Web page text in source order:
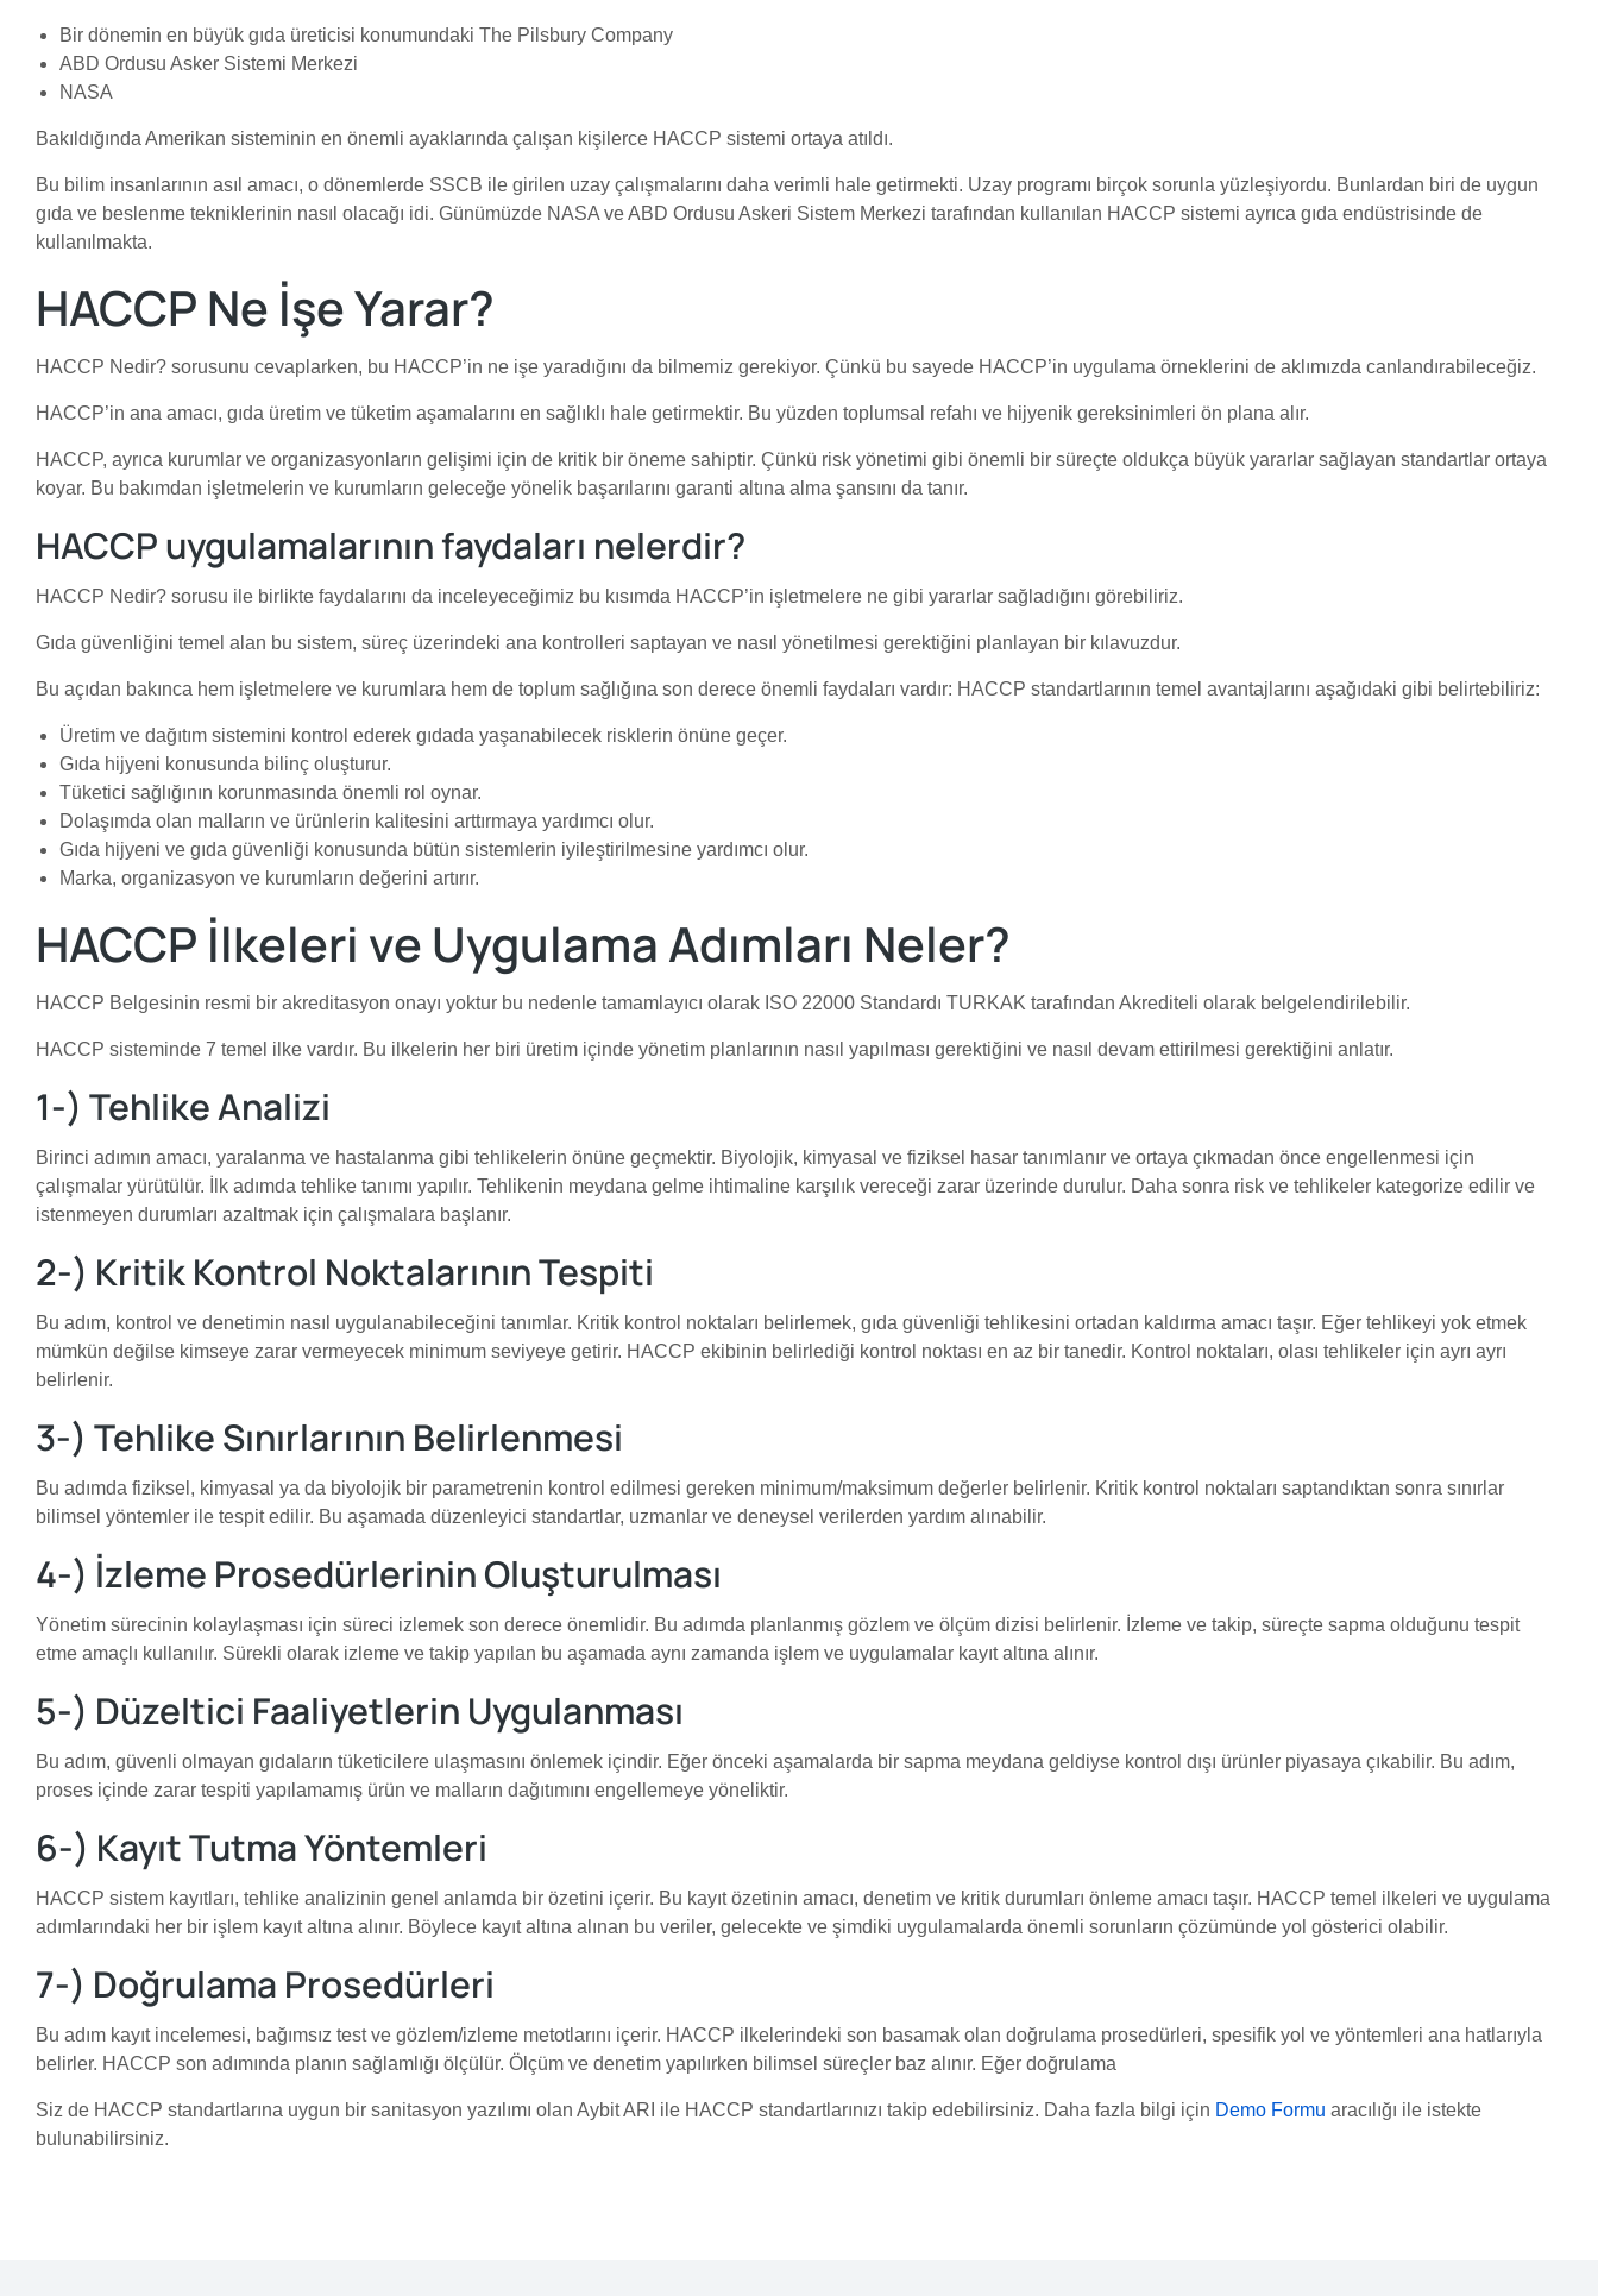
Bir dönemin en büyük gıda üreticisi konumundaki The Pilsbury Company
ABD Ordusu Asker Sistemi Merkezi
NASA
Bakıldığında Amerikan sisteminin en önemli ayaklarında çalışan kişilerce HACCP sistemi ortaya atıldı.
Bu bilim insanlarının asıl amacı, o dönemlerde SSCB ile girilen uzay çalışmalarını daha verimli hale getirmekti. Uzay programı birçok sorunla yüzleşiyordu. Bunlardan biri de uygun
gıda ve beslenme tekniklerinin nasıl olacağı idi. Günümüzde NASA ve ABD Ordusu Askeri Sistem Merkezi tarafından kullanılan HACCP sistemi ayrıca gıda endüstrisinde de
kullanılmakta.
HACCP Ne İşe Yarar?
HACCP Nedir? sorusunu cevaplarken, bu HACCP’in ne işe yaradığını da bilmemiz gerekiyor. Çünkü bu sayede HACCP’in uygulama örneklerini de aklımızda canlandırabileceğiz.
HACCP’in ana amacı, gıda üretim ve tüketim aşamalarını en sağlıklı hale getirmektir. Bu yüzden toplumsal refahı ve hijyenik gereksinimleri ön plana alır.
HACCP, ayrıca kurumlar ve organizasyonların gelişimi için de kritik bir öneme sahiptir. Çünkü risk yönetimi gibi önemli bir süreçte oldukça büyük yararlar sağlayan standartlar ortaya
koyar. Bu bakımdan işletmelerin ve kurumların geleceğe yönelik başarılarını garanti altına alma şansını da tanır.
HACCP uygulamalarının faydaları nelerdir?
HACCP Nedir? sorusu ile birlikte faydalarını da inceleyeceğimiz bu kısımda HACCP’in işletmelere ne gibi yararlar sağladığını görebiliriz.
Gıda güvenliğini temel alan bu sistem, süreç üzerindeki ana kontrolleri saptayan ve nasıl yönetilmesi gerektiğini planlayan bir kılavuzdur.
Bu açıdan bakınca hem işletmelere ve kurumlara hem de toplum sağlığına son derece önemli faydaları vardır: HACCP standartlarının temel avantajlarını aşağıdaki gibi belirtebiliriz:
Üretim ve dağıtım sistemini kontrol ederek gıdada yaşanabilecek risklerin önüne geçer.
Gıda hijyeni konusunda bilinç oluşturur.
Tüketici sağlığının korunmasında önemli rol oynar.
Dolaşımda olan malların ve ürünlerin kalitesini arttırmaya yardımcı olur.
Gıda hijyeni ve gıda güvenliği konusunda bütün sistemlerin iyileştirilmesine yardımcı olur.
Marka, organizasyon ve kurumların değerini artırır.
HACCP İlkeleri ve Uygulama Adımları Neler?
HACCP Belgesinin resmi bir akreditasyon onayı yoktur bu nedenle tamamlayıcı olarak ISO 22000 Standardı TURKAK tarafından Akrediteli olarak belgelendirilebilir.
HACCP sisteminde 7 temel ilke vardır. Bu ilkelerin her biri üretim içinde yönetim planlarının nasıl yapılması gerektiğini ve nasıl devam ettirilmesi gerektiğini anlatır.
1-) Tehlike Analizi
Birinci adımın amacı, yaralanma ve hastalanma gibi tehlikelerin önüne geçmektir. Biyolojik, kimyasal ve fiziksel hasar tanımlanır ve ortaya çıkmadan önce engellenmesi için
çalışmalar yürütülür. İlk adımda tehlike tanımı yapılır. Tehlikenin meydana gelme ihtimaline karşılık vereceği zarar üzerinde durulur. Daha sonra risk ve tehlikeler kategorize edilir ve
istenmeyen durumları azaltmak için çalışmalara başlanır.
2-) Kritik Kontrol Noktalarının Tespiti
Bu adım, kontrol ve denetimin nasıl uygulanabileceğini tanımlar. Kritik kontrol noktaları belirlemek, gıda güvenliği tehlikesini ortadan kaldırma amacı taşır. Eğer tehlikeyi yok etmek
mümkün değilse kimseye zarar vermeyecek minimum seviyeye getirir. HACCP ekibinin belirlediği kontrol noktası en az bir tanedir. Kontrol noktaları, olası tehlikeler için ayrı ayrı
belirlenir.
3-) Tehlike Sınırlarının Belirlenmesi
Bu adımda fiziksel, kimyasal ya da biyolojik bir parametrenin kontrol edilmesi gereken minimum/maksimum değerler belirlenir. Kritik kontrol noktaları saptandıktan sonra sınırlar
bilimsel yöntemler ile tespit edilir. Bu aşamada düzenleyici standartlar, uzmanlar ve deneysel verilerden yardım alınabilir.
4-) İzleme Prosedürlerinin Oluşturulması
Yönetim sürecinin kolaylaşması için süreci izlemek son derece önemlidir. Bu adımda planlanmış gözlem ve ölçüm dizisi belirlenir. İzleme ve takip, süreçte sapma olduğunu tespit
etme amaçlı kullanılır. Sürekli olarak izleme ve takip yapılan bu aşamada aynı zamanda işlem ve uygulamalar kayıt altına alınır.
5-) Düzeltici Faaliyetlerin Uygulanması
Bu adım, güvenli olmayan gıdaların tüketicilere ulaşmasını önlemek içindir. Eğer önceki aşamalarda bir sapma meydana geldiyse kontrol dışı ürünler piyasaya çıkabilir. Bu adım,
proses içinde zarar tespiti yapılamamış ürün ve malların dağıtımını engellemeye yöneliktir.
6-) Kayıt Tutma Yöntemleri
HACCP sistem kayıtları, tehlike analizinin genel anlamda bir özetini içerir. Bu kayıt özetinin amacı, denetim ve kritik durumları önleme amacı taşır. HACCP temel ilkeleri ve uygulama
adımlarındaki her bir işlem kayıt altına alınır. Böylece kayıt altına alınan bu veriler, gelecekte ve şimdiki uygulamalarda önemli sorunların çözümünde yol gösterici olabilir.
7-) Doğrulama Prosedürleri
Bu adım kayıt incelemesi, bağımsız test ve gözlem/izleme metotlarını içerir. HACCP ilkelerindeki son basamak olan doğrulama prosedürleri, spesifik yol ve yöntemleri ana hatlarıyla
belirler. HACCP son adımında planın sağlamlığı ölçülür. Ölçüm ve denetim yapılırken bilimsel süreçler baz alınır. Eğer doğrulama
Siz de HACCP standartlarına uygun bir sanitasyon yazılımı olan Aybit ARI ile HACCP standartlarınızı takip edebilirsiniz. Daha fazla bilgi için Demo Formu aracılığı ile istekte
bulunabilirsiniz.